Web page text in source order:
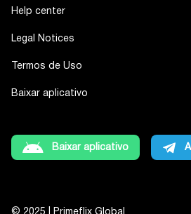
Help center
Legal Notices
Termos de Uso
Baixar aplicativo
Baixar aplicativo